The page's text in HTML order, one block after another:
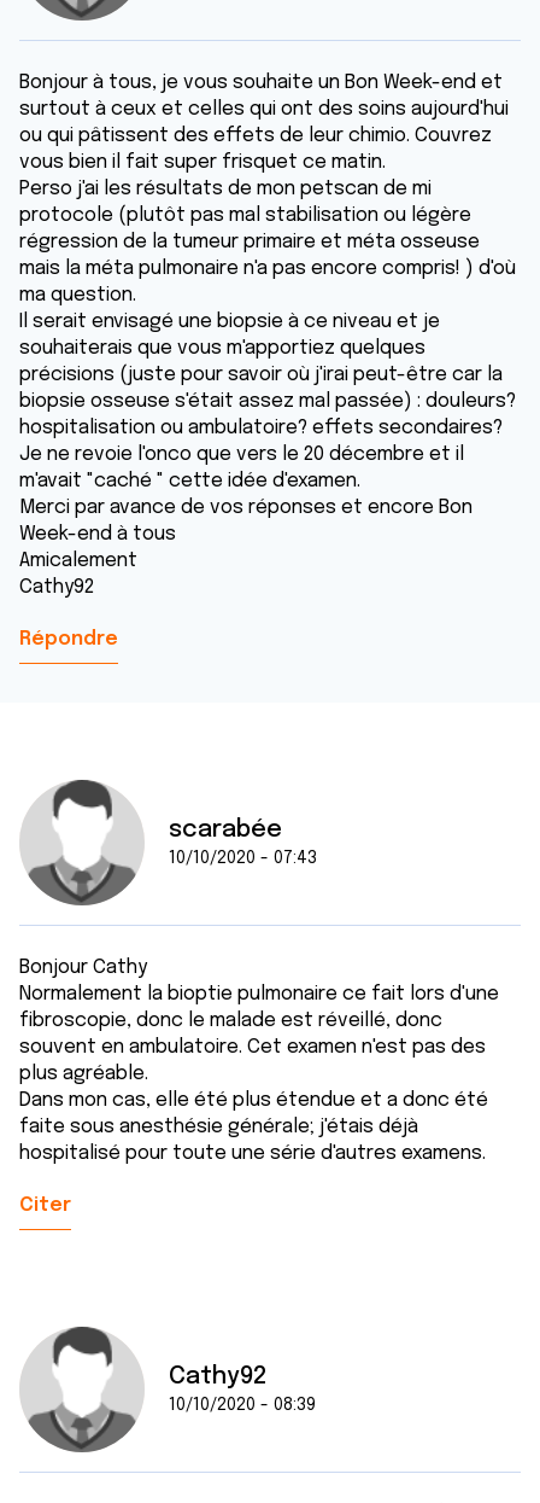
Bonjour à tous, je vous souhaite un Bon Week-end et
surtout à ceux et celles qui ont des soins aujourd'hui
ou qui pâtissent des effets de leur chimio. Couvrez
vous bien il fait super frisquet ce matin.
Perso j'ai les résultats de mon petscan de mi
protocole (plutôt pas mal stabilisation ou légère
régression de la tumeur primaire et méta osseuse
mais la méta pulmonaire n'a pas encore compris! ) d'où
ma question.
Il serait envisagé une biopsie à ce niveau et je
souhaiterais que vous m'apportiez quelques
précisions (juste pour savoir où j'irai peut-être car la
biopsie osseuse s'était assez mal passée) : douleurs?
hospitalisation ou ambulatoire? effets secondaires?
Je ne revoie l'onco que vers le 20 décembre et il
m'avait "caché " cette idée d'examen.
Merci par avance de vos réponses et encore Bon
Week-end à tous
Amicalement
Cathy92
Répondre
scarabée
10/10/2020 - 07:43
Bonjour Cathy
Normalement la bioptie pulmonaire ce fait lors d'une
fibroscopie, donc le malade est réveillé, donc
souvent en ambulatoire. Cet examen n'est pas des
plus agréable.
Dans mon cas, elle été plus étendue et a donc été
faite sous anesthésie générale; j'étais déjà
hospitalisé pour toute une série d'autres examens.
Citer
Cathy92
10/10/2020 - 08:39